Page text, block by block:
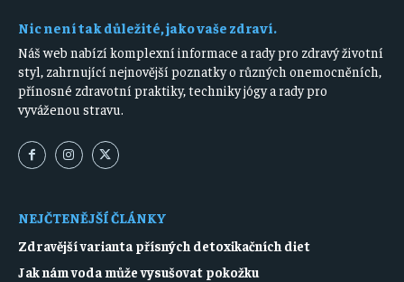
Nic není tak důležité, jako vaše zdraví.
Náš web nabízí komplexní informace a rady pro zdravý životní
styl, zahrnující nejnovější poznatky o různých onemocněních,
přínosné zdravotní praktiky, techniky jógy a rady pro
vyváženou stravu.
NEJČTENĚJŠÍ ČLÁNKY
Zdravější varianta přísných detoxikačních diet
Jak nám voda může vysušovat pokožku